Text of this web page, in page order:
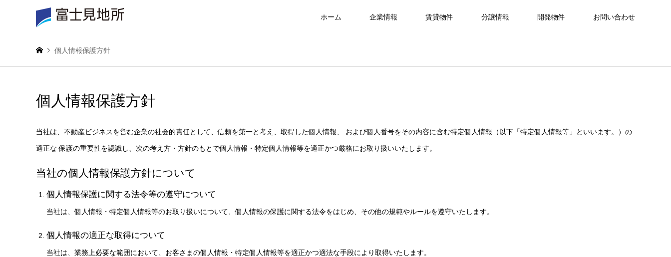
ホーム 企業情報 賃貸物件 分譲情報 開発物件 お問い合わせ
個人情報保護方針
個人情報保護方針
当社は、不動産ビジネスを営む企業の社会的責任として、信頼を第一と考え、取得した個人情報、 および個人番号をその内容に含む特定個人情報（以下「特定個人情報等」といいます。）の
適正な 保護の重要性を認識し、次の考え方・方針のもとで個人情報・特定個人情報等を適正かつ厳格にお取り扱いいたします。
当社の個人情報保護方針について
個人情報保護に関する法令等の遵守について
当社は、個人情報・特定個人情報等のお取り扱いについて、個人情報の保護に関する法令をはじめ、その他の規範やルールを遵守いたします。
個人情報の適正な取得について
当社は、業務上必要な範囲において、お客さまの個人情報・特定個人情報等を適正かつ適法な手段により取得いたします。